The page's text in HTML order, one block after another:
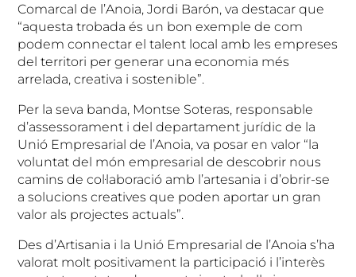
Comarcal de l’Anoia, Jordi Barón, va destacar que
“aquesta trobada és un bon exemple de com
podem connectar el talent local amb les empreses
del territori per generar una economia més
arrelada, creativa i sostenible”.
Per la seva banda, Montse Soteras, responsable
d’assessorament i del departament jurídic de la
Unió Empresarial de l’Anoia, va posar en valor “la
voluntat del món empresarial de descobrir nous
camins de col·laboració amb l’artesania i d’obrir-se
a solucions creatives que poden aportar un gran
valor als projectes actuals”.
Des d’Artisania i la Unió Empresarial de l’Anoia s’ha
valorat molt positivament la participació i l’interès